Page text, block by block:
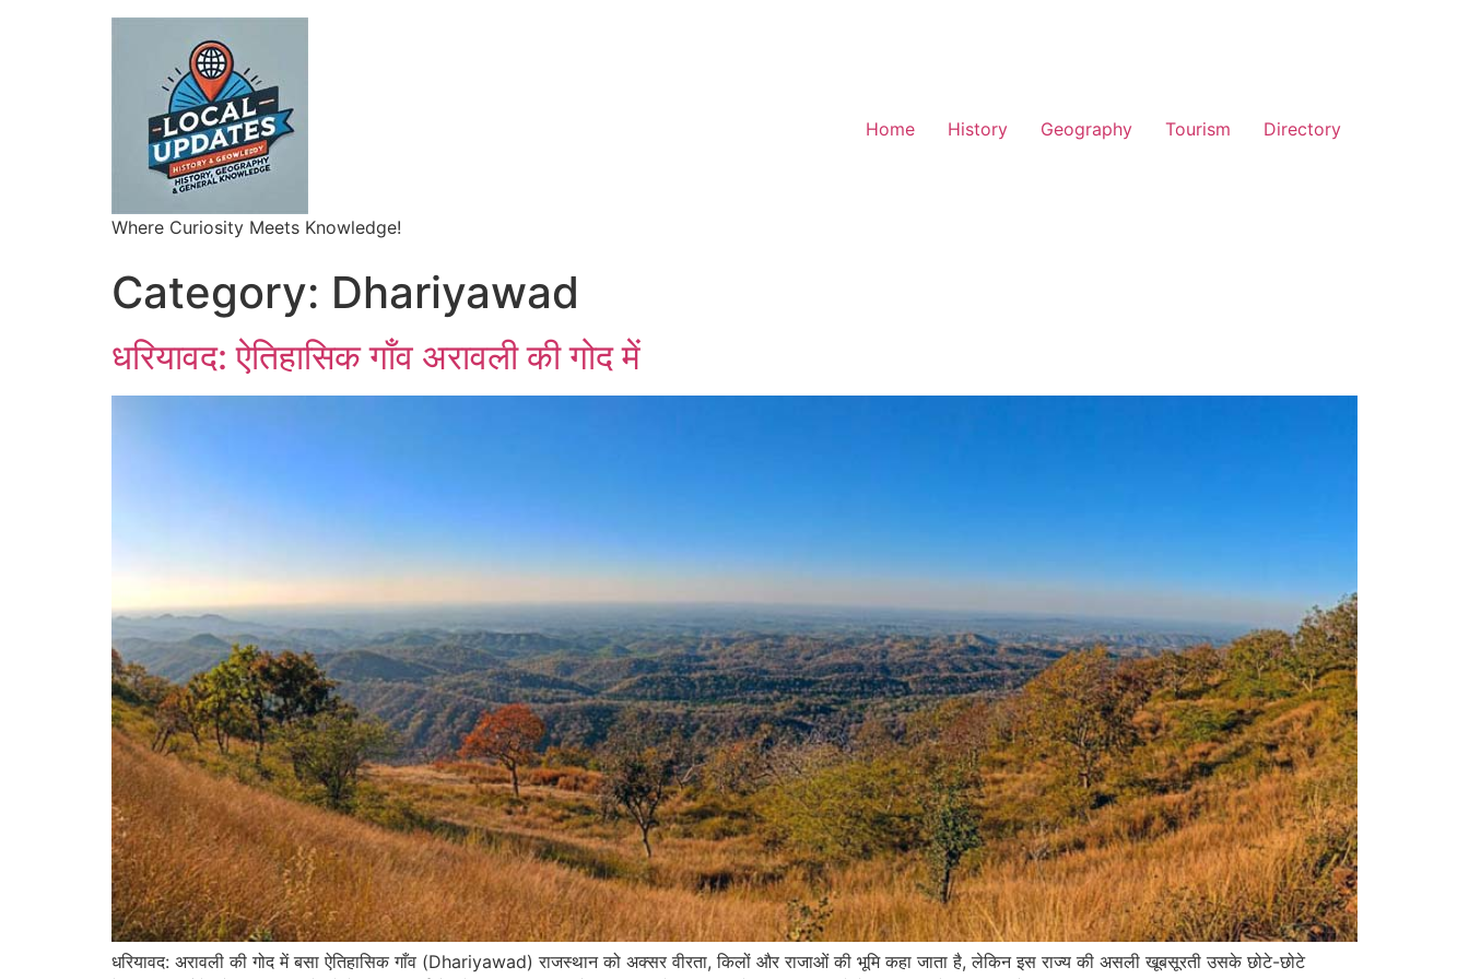
Where Curiosity Meets Knowledge!
Home History Geography Tourism Directory
Category: Dhariyawad
धरियावद: ऐतिहासिक गाँव अरावली की गोद में
धरियावद: अरावली की गोद में बसा ऐतिहासिक गाँव (Dhariyawad) राजस्थान को अक्सर वीरता, किलों और राजाओं की भूमि कहा जाता है, लेकिन इस राज्य की असली खूबसूरती उसके छोटे-छोटे